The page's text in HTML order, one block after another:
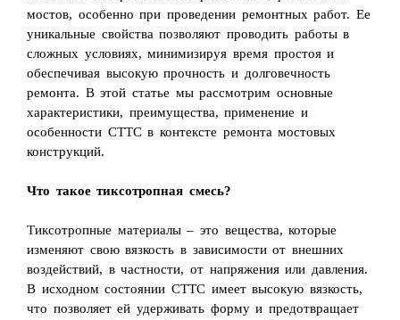
мостов, особенно при проведении ремонтных работ. Ее
уникальные свойства позволяют проводить работы в
сложных условиях, минимизируя время простоя и
обеспечивая высокую прочность и долговечность
ремонта. В этой статье мы рассмотрим основные
характеристики, преимущества, применение и
особенности СТТС в контексте ремонта мостовых
конструкций.
Что такое тиксотропная смесь?
Тиксотропные материалы – это вещества, которые
изменяют свою вязкость в зависимости от внешних
воздействий, в частности, от напряжения или давления.
В исходном состоянии СТТС имеет высокую вязкость,
что позволяет ей удерживать форму и предотвращает